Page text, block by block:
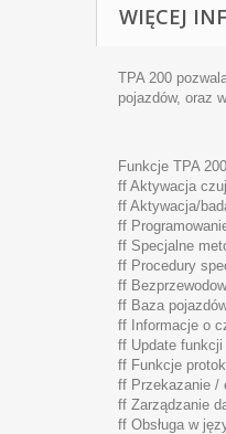
WIĘCEJ
TPA 200
pojazdów, oraz
Funkcje TPA 200
ff Aktywacja
ff Aktywacja/
ff
ff Specjalne
ff Procedury
ff
ff Baza
ff Informacje o
ff Update funkcji
ff Funkcje
ff Przekazanie /
ff Zarządzanie
ff Obsługa w